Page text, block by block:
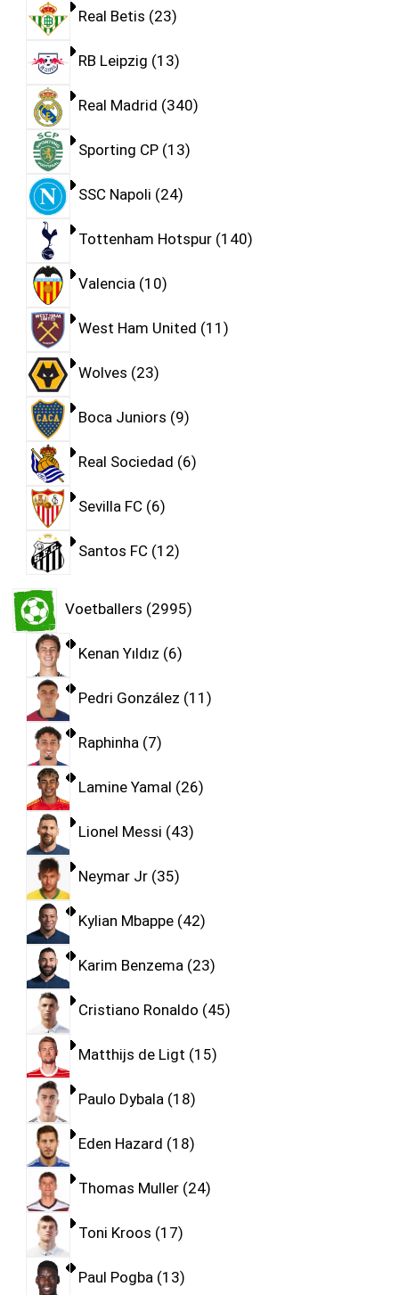
Real Betis 23
RB Leipzig 13
Real Madrid 340
Sporting CP 13
SSC Napoli 24
Tottenham Hotspur 140
Valencia 10
West Ham United 11
Wolves 23
Boca Juniors 9
Real Sociedad 6
Sevilla FC 6
Santos FC 12
Voetballers 2995
Kenan Yıldız 6
Pedri González 11
Raphinha 7
Lamine Yamal 26
Lionel Messi 43
Neymar Jr 35
Kylian Mbappe 42
Karim Benzema 23
Cristiano Ronaldo 45
Matthijs de Ligt 15
Paulo Dybala 18
Eden Hazard 18
Thomas Muller 24
Toni Kroos 17
Paul Pogba 13